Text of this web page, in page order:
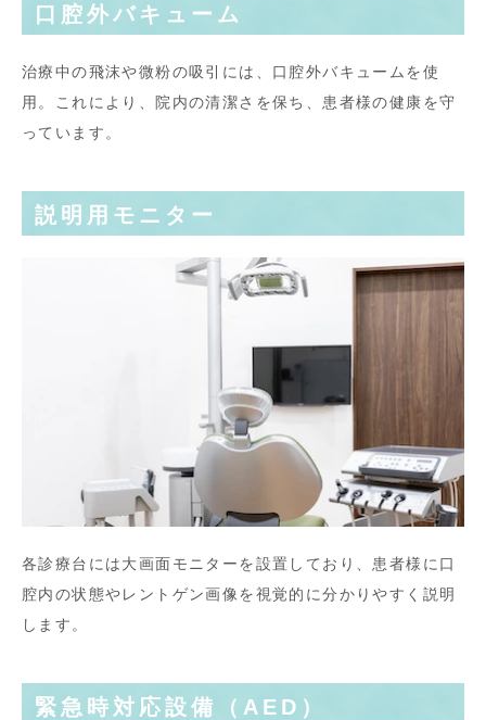
口腔外バキューム
治療中の飛沫や微粉の吸引には、口腔外バキュームを使
用。これにより、院内の清潔さを保ち、患者様の健康を守
っています。
説明用モニター
各診療台には大画面モニターを設置しており、患者様に口
腔内の状態やレントゲン画像を視覚的に分かりやすく説明
します。
緊急時対応設備（AED）